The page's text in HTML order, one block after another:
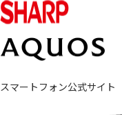
スマートフォン公式サイト